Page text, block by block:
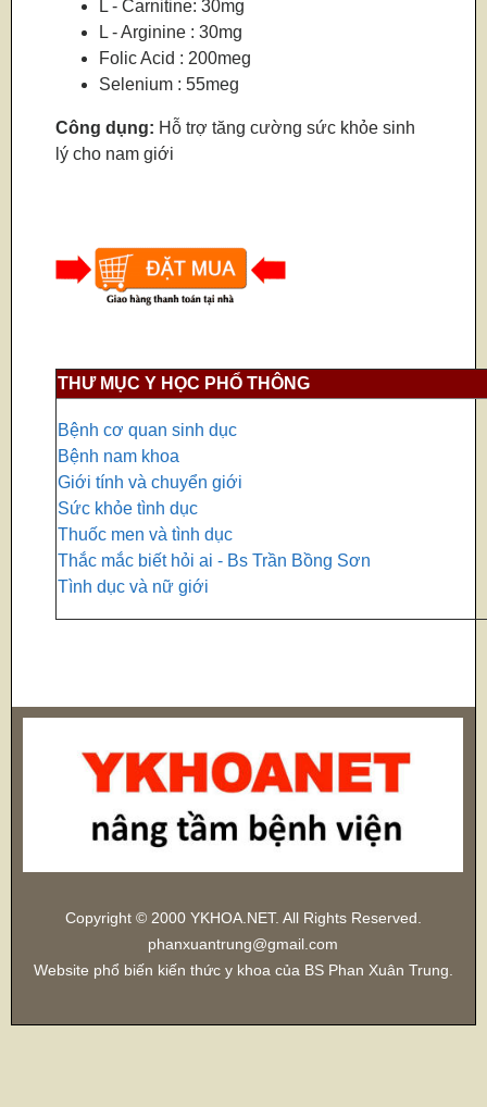
L - Carnitine: 30mg
L - Arginine : 30mg
Folic Acid : 200meg
Selenium : 55meg
Công dụng: Hỗ trợ tăng cường sức khỏe sinh
lý cho nam giới
THƯ MỤC Y HỌC PHỔ THÔNG
Bệnh cơ quan sinh dục
Bệnh nam khoa
Giới tính và chuyển giới
Sức khỏe tình dục
Thuốc men và tình dục
Thắc mắc biết hỏi ai - Bs Trần Bồng Sơn
Tình dục và nữ giới
Copyright © 2000 YKHOA.NET. All Rights Reserved.
phanxuantrung@gmail.com
Website phổ biến kiến thức y khoa của BS Phan Xuân Trung.